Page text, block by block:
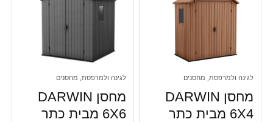
לגינה ולמרפסת, מחסנים
מחסן DARWIN
6X4 מבית כתר
לגינה ולמרפסת, מחסנים
מחסן DARWIN
6X6 מבית כתר